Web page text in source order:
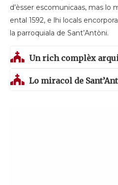
d’èsser escomunicaas, mas lo
ental 1592, e lhi locals
la parroquiala de Sant’Antòni.
Un rich complèx
Lo miracol de